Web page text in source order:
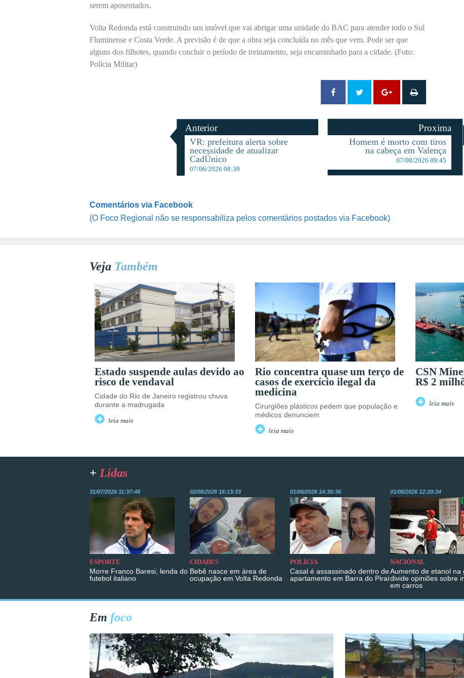
serem aposentados.
Volta Redonda está construindo um imóvel que vai abrigar uma unidade do BAC para atender todo o Sul
Fluminense e Costa Verde. A previsão é de que a obra seja concluída no mês que vem. Pode ser que
alguns dos filhotes, quando concluir o período de treinamento, seja encaminhado para a cidade. (Foto:
Polícia Militar)
Anterior
VR: prefeitura alerta sobre
necessidade de atualizar
CadÚnico
07/06/2026 08:39
Proxima
Homem é morto com tiros
na cabeça em Valença
07/08/2026 09:45
Comentários via Facebook
(O Foco Regional não se responsabiliza pelos comentários postados via Facebook)
Veja Também
Estado suspende aulas devido ao
risco de vendaval
Cidade do Rio de Janeiro registrou chuva
durante a madrugada
leia mais
Rio concentra quase um terço de
casos de exercício ilegal da
medicina
Cirurgiões plásticos pedem que população e
médicos denunciem
leia mais
CSN
R$ 2
leia mais
+ Lidas
31/07/2026 11:37:48
ESPORTE
Morre Franco Baresi, lenda do
futebol italiano
02/08/2026 16:13:33
CIDADES
Bebê nasce em área de
ocupação em Volta Redonda
01/08/2026 14:30:36
POLÍCIA
Casal é assassinado dentro de
apartamento em Barra do Piraí
01/08/2026 12:20:34
NACIONAL
Aumento de etanol na
divide opiniões sobre
em carros
Em foco